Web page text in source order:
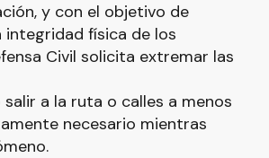
y con el objetivo de
integridad física de los
Civil solicita extremar las
salir a la ruta o calles a menos
necesario mientras